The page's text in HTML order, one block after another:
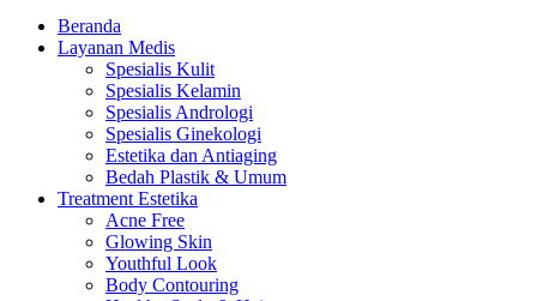
Beranda
Layanan Medis
Spesialis Kulit
Spesialis Kelamin
Spesialis Andrologi
Spesialis Ginekologi
Estetika dan Antiaging
Bedah Plastik & Umum
Treatment Estetika
Acne Free
Glowing Skin
Youthful Look
Body Contouring